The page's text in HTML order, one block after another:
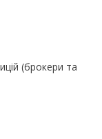
(брокери та